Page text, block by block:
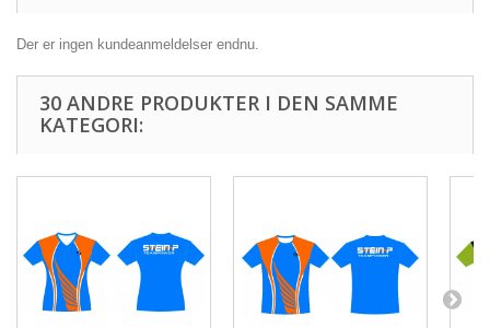
Der er ingen kundeanmeldelser endnu.
30 ANDRE PRODUKTER I DEN SAMME
KATEGORI: